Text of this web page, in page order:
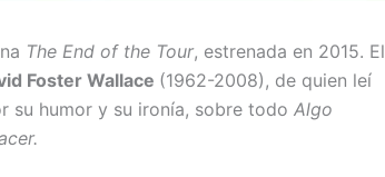
The End of the Tour, estrenada en 2015. El
Foster Wallace (1962-2008), de quien leí
su humor y su ironía, sobre todo Algo